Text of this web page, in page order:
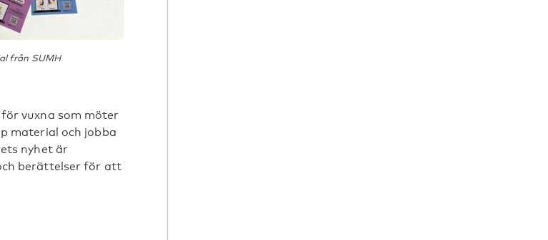
från SUMH
vuxna som möter
material och jobba
nyhet är
berättelser för att